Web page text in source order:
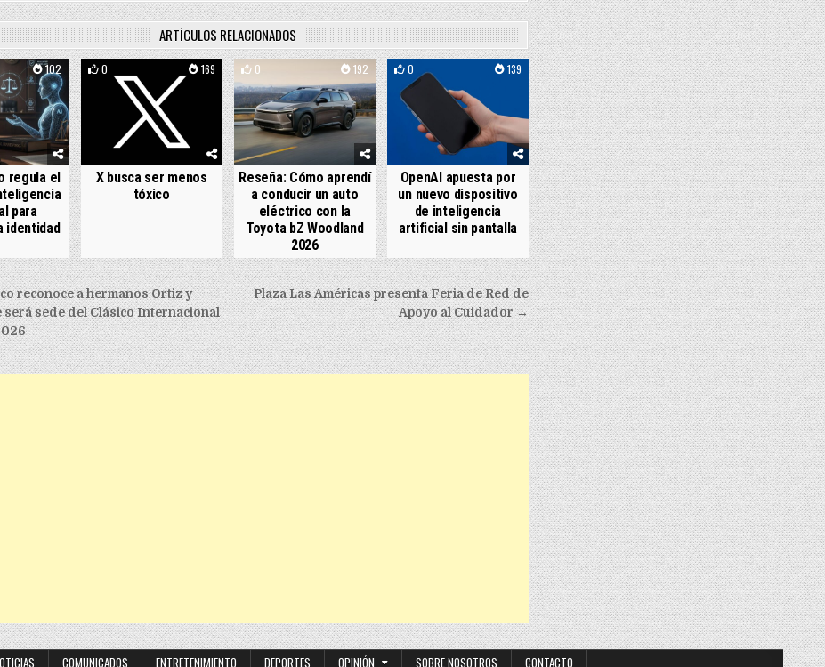
ARTÍCULOS RELACIONADOS
102
regula el
para
identidad
0 169
X busca ser menos
tóxico
0 192
Reseña: Cómo aprendí
a conducir un auto
eléctrico con la
Toyota bZ Woodland
2026
0 139
OpenAI apuesta por
un nuevo dispositivo
de inteligencia
artificial sin pantalla
Plaza Las Américas presenta Feria de Red de
Apoyo al Cuidador →
reconoce a hermanos Ortiz y
será sede del Clásico Internacional
COMUNICADOS ENTRETENIMIENTO DEPORTES OPINIÓN SOBRE NOSOTROS CONTACTO